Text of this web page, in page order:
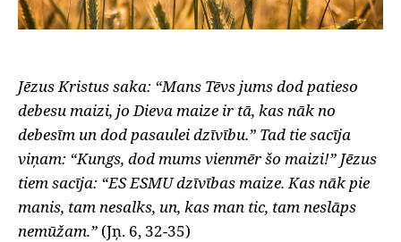
Jēzus Kristus saka: “Mans Tēvs jums dod patieso
debesu maizi, jo Dieva maize ir tā, kas nāk no
debesīm un dod pasaulei dzīvību.” Tad tie sacīja
viņam: “Kungs, dod mums vienmēr šo maizi!” Jēzus
tiem sacīja: “ES ESMU dzīvības maize. Kas nāk pie
manis, tam nesalks, un, kas man tic, tam neslāps
nemūžam.” (Jņ. 6, 32-35)